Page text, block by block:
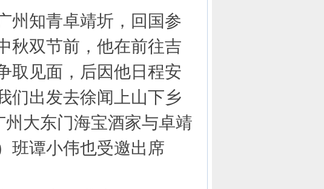
知青卓靖圻，回国参
秋双节前，他在前往吉
取见面，后因他日程安
们出发去徐闻上山下乡
大东门海宝酒家与卓靖
班谭小伟也受邀出席